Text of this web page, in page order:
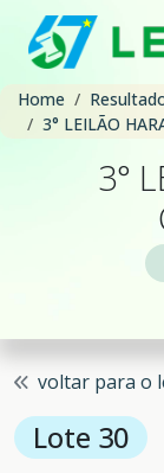
Home
3° LEILÃO
3°
voltar para o
Lote 30